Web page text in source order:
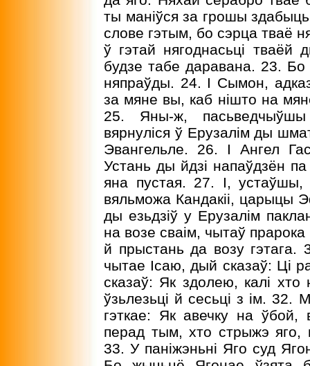
ты маніўся за грошы
слове гэтым, бо сэрца тваё
ў гэтай нягоднасьці
будзе табе даравана. 23. Бо
няпраўды. 24. I Сымон,
за мяне вы, каб нішто на
25. Яны-ж,
вярнуліся ў Ерузалім ды
Эвангельле. 26. I Ангел
Устань ды йдзі напаўдзён
яна пустая. 27. I, устаўшы,
вяльможа Кандакіі, царыцы
ды езьдзіў у Ерузалім
на возе сваім, чытаў
й прыстань да возу
чытае Ісаю, дый сказаў: Ці
сказаў: Як здолею, калі хто
ўзьлезьці й сесьці з ім.
гэткае: Як авечку на ўбой,
перад тым, хто стрыжэ яго,
33. У паніжэньні Яго суд